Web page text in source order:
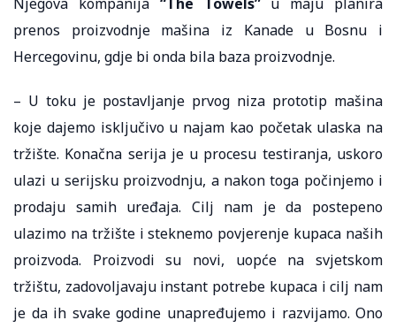
prenos proizvodnje mašina iz Kanade u Bosnu i
Hercegovinu, gdje bi onda bila baza proizvodnje.
– U toku je postavljanje prvog niza prototip mašina
koje dajemo isključivo u najam kao početak ulaska na
tržište. Konačna serija je u procesu testiranja, uskoro
ulazi u serijsku proizvodnju, a nakon toga počinjemo i
prodaju samih uređaja. Cilj nam je da postepeno
ulazimo na tržište i steknemo povjerenje kupaca naših
proizvoda. Proizvodi su novi, uopće na svjetskom
tržištu, zadovoljavaju instant potrebe kupaca i cilj nam
je da ih svake godine unapređujemo i razvijamo. Ono